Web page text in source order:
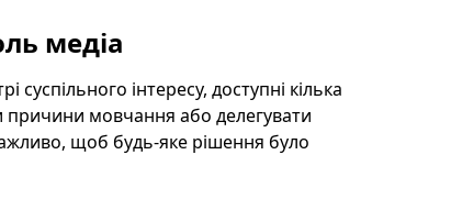
медіа
інтересу, доступні кілька
причини мовчання або делегувати
щоб будь-яке рішення було